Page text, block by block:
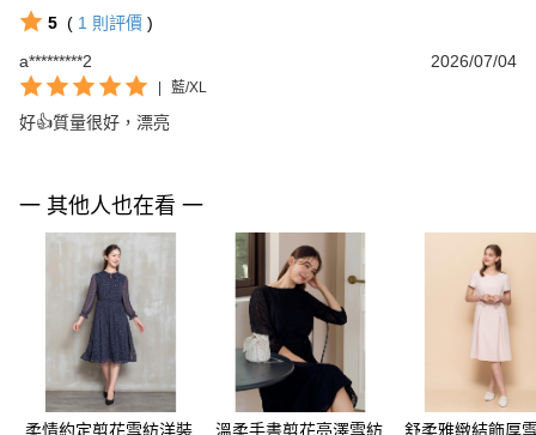
5 ( 1 則評價 )
a*********2
2026/07/04
| 藍/XL
好👍質量很好，漂亮
一 其他人也在看 一
柔情約定剪花雪紡洋裝 溫柔手書剪花亮澤雪紡 舒柔雅緻結飾厚